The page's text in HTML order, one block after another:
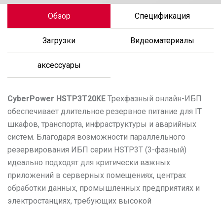
Обзор Спецификация
Загрузки Видеоматериалы
аксессуары
CyberPower HSTP3T20KE Трехфазный онлайн-ИБП
обеспечивает длительное резервное питание для IT
шкафов, транспорта, инфраструктуры и аварийных
систем. Благодаря возможности параллельного
резервирования ИБП серии HSTP3T (3-фазный)
идеально подходят для критически важных
приложений в серверных помещениях, центрах
обработки данных, промышленных предприятиях и
электростанциях, требующих высокой